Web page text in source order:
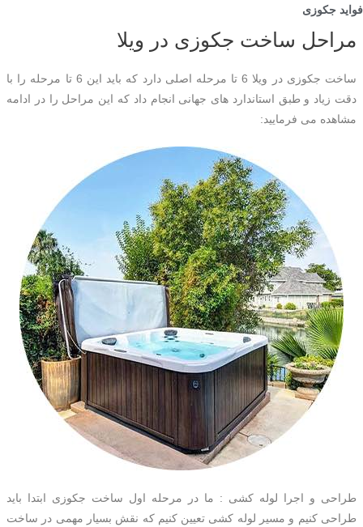
فواید جکوزی
مراحل ساخت جکوزی در ویلا
ساخت جکوزی در ویلا 6 تا مرحله اصلی دارد که باید این 6 تا مرحله را با
دقت زیاد و طبق استاندارد های جهانی انجام داد که این مراحل را در ادامه
مشاهده می فرمایید:
طراحی و اجرا لوله کشی : ما در مرحله اول ساخت جکوزی ابتدا باید
طراحی کنیم و مسیر لوله کشی تعیین کنیم که نقش بسیار مهمی در ساخت